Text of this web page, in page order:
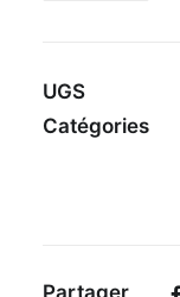
champêtre
UGS
Catégories
Partager